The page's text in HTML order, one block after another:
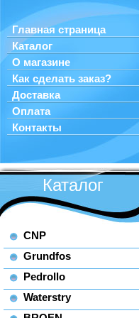
Главная страница
Каталог
О магазине
Как сделать заказ?
Доставка
Оплата
Контакты
Каталог
CNP
Grundfos
Pedrollo
Waterstry